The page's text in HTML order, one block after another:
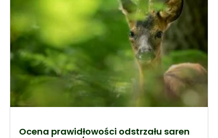
Ocena prawidłowości odstrzału saren